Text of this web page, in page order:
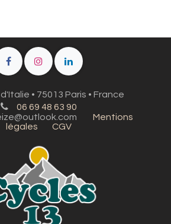
• 75013 Paris • France
06 69 48 63 90
Mentions
légales
CGV